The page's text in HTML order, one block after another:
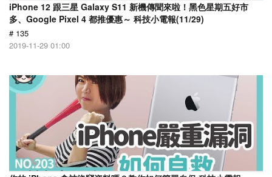
iPhone 12 跟三星 Galaxy S11 新機傳聞來啦！黑色星期五好市
多、Google Pixel 4 都推優惠～ 科技小電報(11/29)
# 135
2019-11-29 01:00